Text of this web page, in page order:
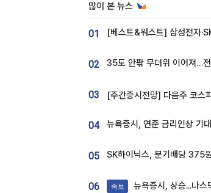
많이 본 뉴스
01
02
03
04
05
06 속보 뉴욕증시, 상승...나